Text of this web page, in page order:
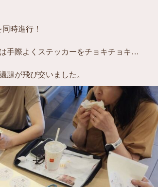
時進行！
手際よくステッカーをチョキチョキ…
題が飛び交いました。